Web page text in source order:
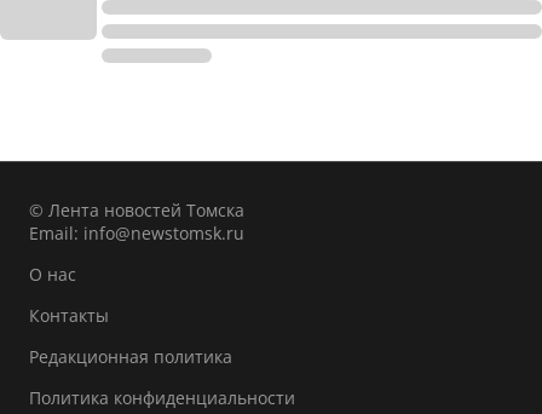
© Лента новостей Томска
Email: info@newstomsk.ru
О нас
Контакты
Редакционная политика
Политика конфиденциальности